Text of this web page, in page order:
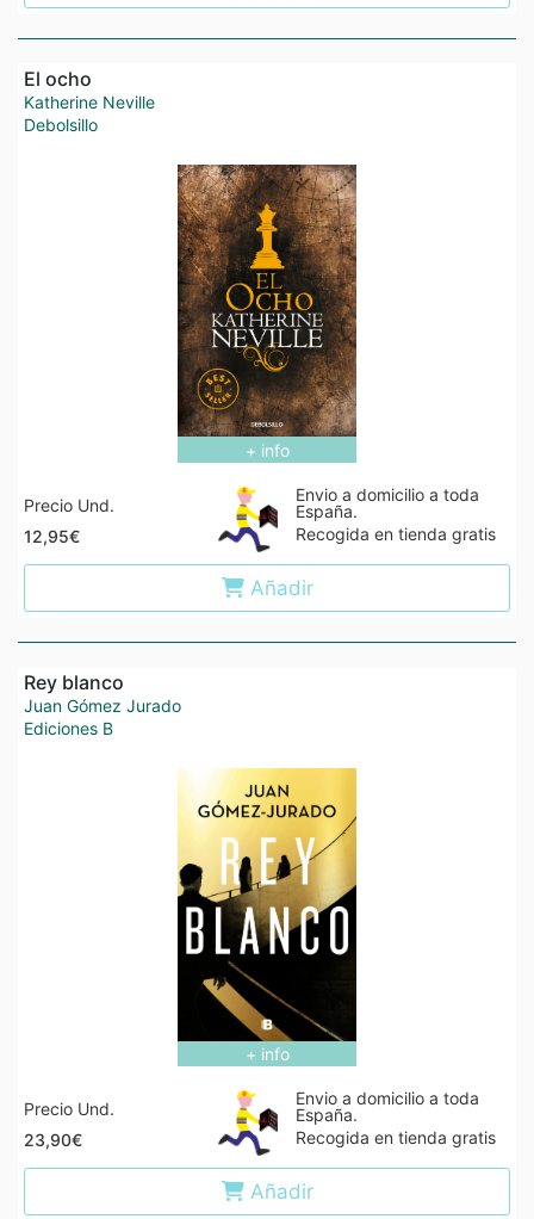
El ocho
Katherine Neville
Debolsillo
+ info
Precio Und.
12,95€
Envio a domicilio a toda
España.
Recogida en tienda gratis
Añadir
Rey blanco
Juan Gómez Jurado
Ediciones B
+ info
Precio Und.
23,90€
Envio a domicilio a toda
España.
Recogida en tienda gratis
Añadir